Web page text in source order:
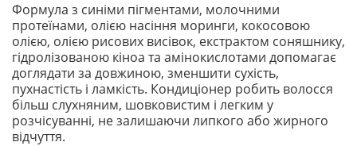
Формула з синіми пігментами, молочними
протеїнами, олією насіння моринги, кокосовою
олією, олією рисових висівок, екстрактом соняшнику,
гідролізованою кіноа та амінокислотами допомагає
доглядати за довжиною, зменшити сухість,
пухнастість і ламкість. Кондиціонер робить волосся
більш слухняним, шовковистим і легким у
розчісуванні, не залишаючи липкого або жирного
відчуття.